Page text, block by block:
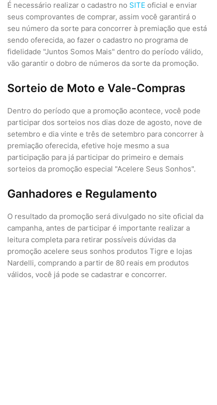
É necessário realizar o cadastro no SITE oficial e enviar
seus comprovantes de comprar, assim você garantirá o
seu número da sorte para concorrer à premiação que está
sendo oferecida, ao fazer o cadastro no programa de
fidelidade "Juntos Somos Mais" dentro do período válido,
vão garantir o dobro de números da sorte da promoção.
Sorteio de Moto e Vale-Compras
Dentro do período que a promoção acontece, você pode
participar dos sorteios nos dias doze de agosto, nove de
setembro e dia vinte e três de setembro para concorrer à
premiação oferecida, efetive hoje mesmo a sua
participação para já participar do primeiro e demais
sorteios da promoção especial "Acelere Seus Sonhos".
Ganhadores e Regulamento
O resultado da promoção será divulgado no site oficial da
campanha, antes de participar é importante realizar a
leitura completa para retirar possíveis dúvidas da
promoção acelere seus sonhos produtos Tigre e lojas
Nardelli, comprando a partir de 80 reais em produtos
válidos, você já pode se cadastrar e concorrer.